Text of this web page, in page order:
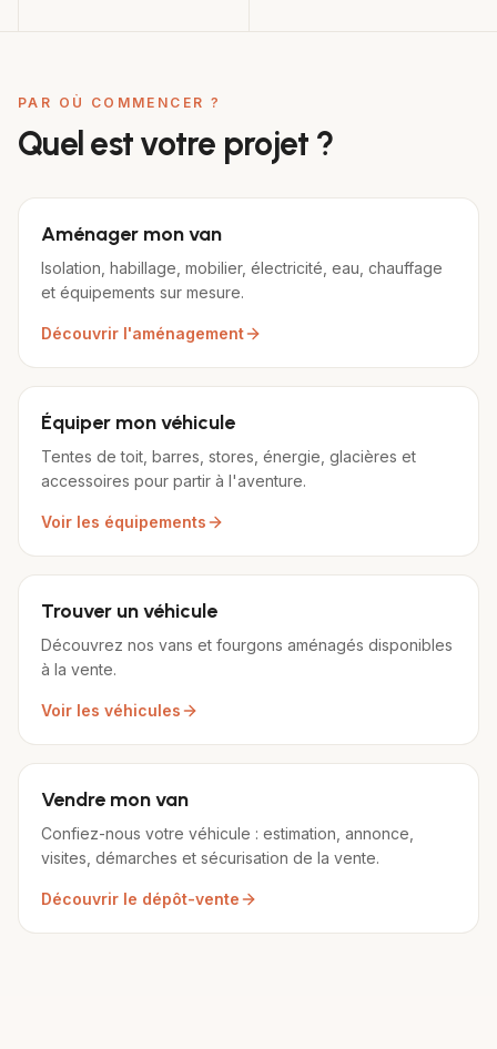
PAR OÙ COMMENCER ?
Quel est votre projet ?
Aménager mon van
Isolation, habillage, mobilier, électricité, eau, chauffage
et équipements sur mesure.
Découvrir l'aménagement
Équiper mon véhicule
Tentes de toit, barres, stores, énergie, glacières et
accessoires pour partir à l'aventure.
Voir les équipements
Trouver un véhicule
Découvrez nos vans et fourgons aménagés disponibles
à la vente.
Voir les véhicules
Vendre mon van
Confiez-nous votre véhicule : estimation, annonce,
visites, démarches et sécurisation de la vente.
Découvrir le dépôt-vente